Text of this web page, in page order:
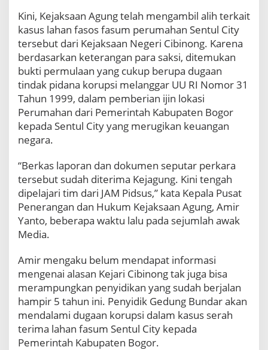
C
i
t
M
a
n
d
e
K
e
j
a
r
i
b
i
o
n
g
Kini, Kejaksaan Agung telah mengambil alih terkait
kasus lahan fasos fasum perumahan Sentul City
tersebut dari Kejaksaan Negeri Cibinong. Karena
berdasarkan keterangan para saksi, ditemukan
bukti permulaan yang cukup berupa dugaan
tindak pidana korupsi melanggar UU RI Nomor 31
Tahun 1999, dalam pemberian ijin lokasi
Perumahan dari Pemerintah Kabupaten Bogor
kepada Sentul City yang merugikan keuangan
negara.
“Berkas laporan dan dokumen seputar perkara
tersebut sudah diterima Kejagung. Kini tengah
dipelajari tim dari JAM Pidsus,” kata Kepala Pusat
Penerangan dan Hukum Kejaksaan Agung, Amir
Yanto, beberapa waktu lalu pada sejumlah awak
Media.
Amir mengaku belum menda­pat informasi
mengenai alasan Kejari Cibinong tak juga bisa
merampungkan penyidikan yang sudah berjalan
hampir 5 tahun ini. Penyidik Gedung Bundar akan
mendalami dugaan korupsi dalam kasus serah
terima lahan fasum Sentul City kepada
Pemerintah Kabupaten Bogor.